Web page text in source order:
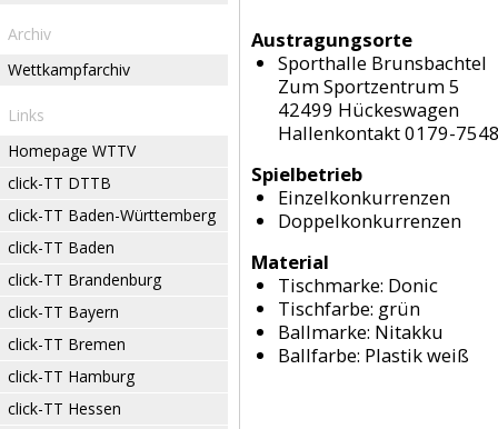
Archiv
Wettkampfarchiv
Links
Homepage WTTV
click-TT DTTB
click-TT Baden-Württemberg
click-TT Baden
click-TT Brandenburg
click-TT Bayern
click-TT Bremen
click-TT Hamburg
click-TT Hessen
Austragungsorte
Sporthalle Brunsbachtel
Zum Sportzentrum 5
42499 Hückeswagen
Hallenkontakt 0179-
Spielbetrieb
Einzelkonkurrenzen
Doppelkonkurrenzen
Material
Tischmarke: Donic
Tischfarbe: grün
Ballmarke: Nitakku
Ballfarbe: Plastik weiß